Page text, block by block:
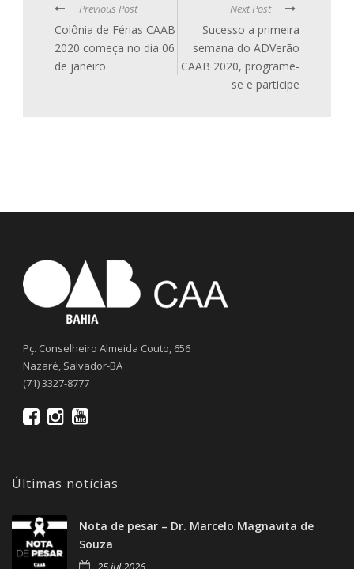
Previous Post
Colônia de Férias CAAB
2020 começa no dia 06
de janeiro
Next Post
Sucesso a primeira
semana do ADVerão
CAAB 2020, programe-
se e participe
Pç. Conselheiro Almeida Couto, 656
Nazaré, Salvador-BA
(71) 3327-8777
Últimas notícias
Nota de pesar – Dr. Marcelo Magnavita de
Souza